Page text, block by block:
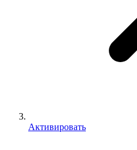
Активировать